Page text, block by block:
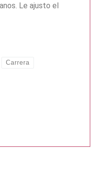
Le ajusto el
Carrera